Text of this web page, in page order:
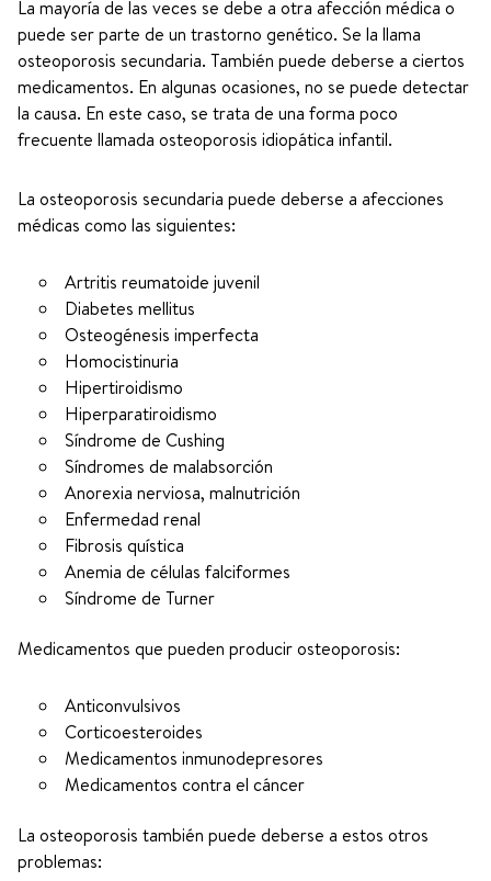
La mayoría de las veces se debe a otra afección médica o
puede ser parte de un trastorno genético. Se la llama
osteoporosis secundaria. También puede deberse a ciertos
medicamentos. En algunas ocasiones, no se puede detectar
la causa. En este caso, se trata de una forma poco
frecuente llamada osteoporosis idiopática infantil.
La osteoporosis secundaria puede deberse a afecciones
médicas como las siguientes:
Artritis reumatoide juvenil
Diabetes mellitus
Osteogénesis imperfecta
Homocistinuria
Hipertiroidismo
Hiperparatiroidismo
Síndrome de Cushing
Síndromes de malabsorción
Anorexia nerviosa, malnutrición
Enfermedad renal
Fibrosis quística
Anemia de células falciformes
Síndrome de Turner
Medicamentos que pueden producir osteoporosis:
Anticonvulsivos
Corticoesteroides
Medicamentos inmunodepresores
Medicamentos contra el cáncer
La osteoporosis también puede deberse a estos otros
problemas: